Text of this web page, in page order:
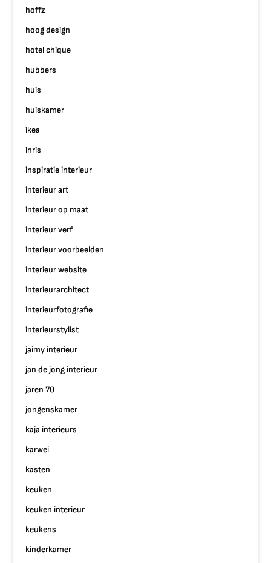
hoffz
hoog design
hotel chique
hubbers
huis
huiskamer
ikea
inris
inspiratie interieur
interieur art
interieur op maat
interieur verf
interieur voorbeelden
interieur website
interieurarchitect
interieurfotografie
interieurstylist
jaimy interieur
jan de jong interieur
jaren 70
jongenskamer
kaja interieurs
karwei
kasten
keuken
keuken interieur
keukens
kinderkamer